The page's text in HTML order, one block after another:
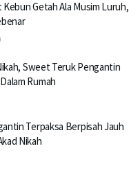
Getah Ala Musim Luruh,
Sweet Teruk Pengantin
Rumah
Terpaksa Berpisah Jauh
Nikah